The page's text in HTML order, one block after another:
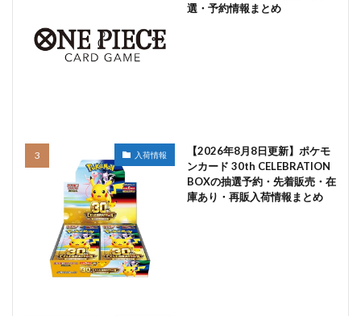
選・予約情報まとめ
入荷情報
【2026年8月8日更新】ポケモ
ンカード 30th CELEBRATION
BOXの抽選予約・先着販売・在
庫あり・再販入荷情報まとめ